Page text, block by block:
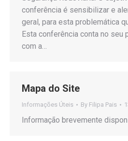
conferência é sensibilizar e
geral, para esta problemática
Esta conferência conta no seu
com a…
Mapa do Site
Informações Úteis By Filipa Pais
Informação brevemente